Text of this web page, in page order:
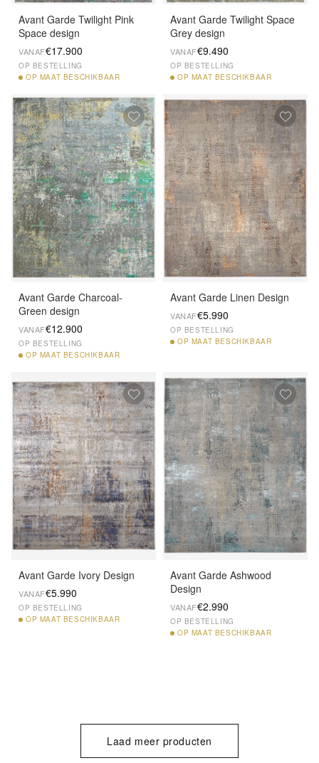
Avant Garde Twilight Pink
Space design
VANAF€17.900
OP BESTELLING
OP MAAT BESCHIKBAAR
Avant Garde Twilight Space
Grey design
VANAF€9.490
OP BESTELLING
OP MAAT BESCHIKBAAR
Avant Garde Charcoal-
Green design
VANAF€12.900
OP BESTELLING
OP MAAT BESCHIKBAAR
Avant Garde Linen Design
VANAF€5.990
OP BESTELLING
OP MAAT BESCHIKBAAR
Avant Garde Ivory Design
VANAF€5.990
OP BESTELLING
OP MAAT BESCHIKBAAR
Avant Garde Ashwood
Design
VANAF€2.990
OP BESTELLING
OP MAAT BESCHIKBAAR
Laad meer producten